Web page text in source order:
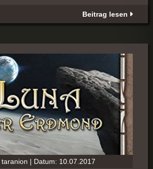
Beitrag lesen
| Datum: 10.07.2017